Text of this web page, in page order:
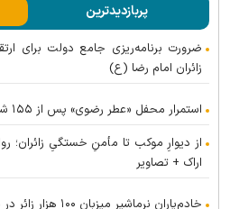
پربازدیدترین
ضرورت برنامه‌ریزی جامع دولت برای
زائران امام رضا (ع)
استمرار محفل «عطر رضوی» پس از ۱۵۵ شب در خمین
از دیوارِ موکب تا مأمنِ خستگیِ زائران؛
اراک + تصاویر
خادم‌یاران نرماشیر میزبان ۱۰۰ هزار زائر در مسیر اربعین بودند